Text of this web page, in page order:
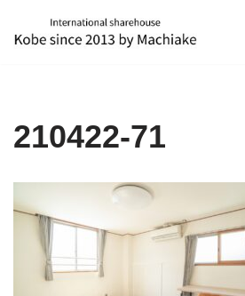
コ
ツ
ッ
210422-71